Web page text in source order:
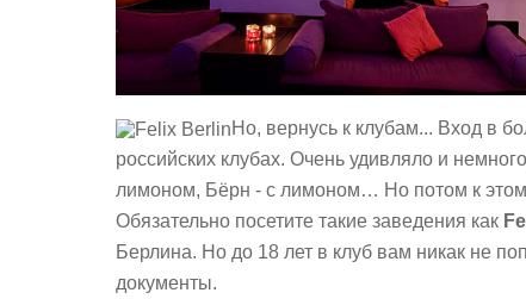
Но, вернусь к клубам... Вход в
российских клубах. Очень удивляло и
лимоном, Бёрн - с лимоном… Но потом к
Обязательно посетите такие заведения как
Берлина. Но до 18 лет в клуб вам никак не
документы.